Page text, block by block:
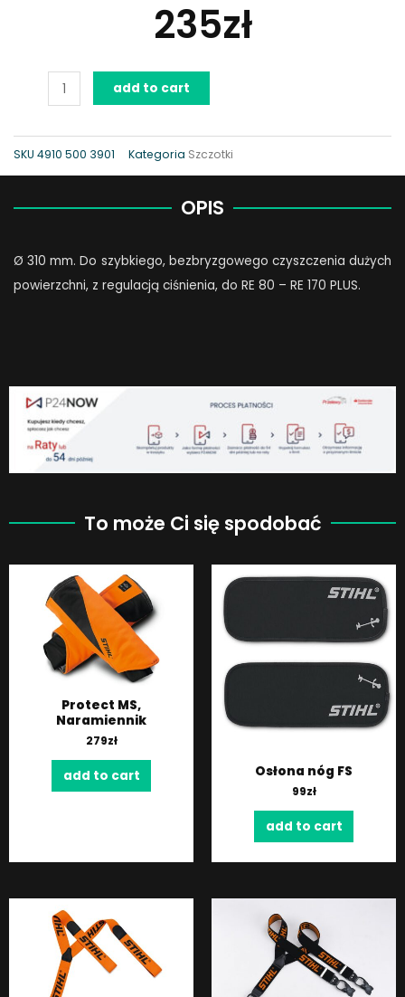
235zł
add to cart
SKU 4910 500 3901 Kategoria Szczotki
OPIS
Ø 310 mm. Do szybkiego, bezbryzgowego czyszczenia dużych
powierzchni, z regulacją ciśnienia, do RE 80 – RE 170 PLUS.
To może Ci się spodobać
Protect MS,
Naramiennik
279zł
add to cart Osłona nóg FS
99zł
add to cart